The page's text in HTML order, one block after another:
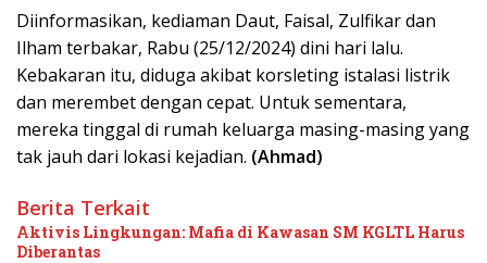
Diinformasikan, kediaman Daut, Faisal, Zulfikar dan
Ilham terbakar, Rabu (25/12/2024) dini hari lalu.
Kebakaran itu, diduga akibat korsleting istalasi listrik
dan merembet dengan cepat. Untuk sementara,
mereka tinggal di rumah keluarga masing-masing yang
tak jauh dari lokasi kejadian. (Ahmad)
Berita Terkait
Aktivis Lingkungan: Mafia di Kawasan SM KGLTL Harus
Diberantas